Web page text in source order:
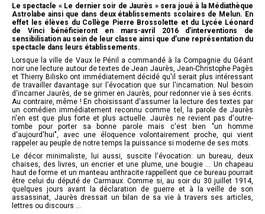
Le spectacle « Le dernier soir de Jaurès » sera joué à la Médiathèque
Astrolabe ainsi que dans deux établissements scolaires de Melun. En
effet les élèves du Collège Pierre Brossolette et du Lycée Léonard
de Vinci bénéficieront en mars-avril 2016 d’interventions de
sensibilisation au sein de leur classe ainsi que d’une représentation du
spectacle dans leurs établissements.
Lorsque la ville de Vaux le Pénil a commandé à la Compagnie du Géant
noir une lecture autour de textes de Jean Jaurès, Jean-Christophe Pagès
et Thierry Bilisko ont immédiatement décidé qu'il serait plus intéressant
de travailler davantage sur l'évocation que sur l'incarnation. Nul besoin
d'incarner Jaurès, de se grimer en Jaurès, pour redonner vie à ses écrits.
Au contraire, même ! En choisissant d'assumer la lecture des textes par
un comédien immédiatement reconnu comme tel, la parole de Jaurès
n'en est que plus forte et plus actuelle. Jaurès ne revient pas d'outre-
tombe pour porter sa bonne parole mais c'est bien "un homme
d'aujourd'hui", avec une éloquence volontairement proche, qui vient
rappeler au peuple de notre temps la puissance si moderne de ses mots.
Le décor minimaliste, lui aussi, suscite l'évocation: un bureau, deux
chaises, des livres, un encrier et une plume, une bougie ... Un chapeau
haut de forme et un manteau anthracite rappellent que ce bureau pourrait
être celui du député de Carmaux. Comme si, au soir du 30 juillet 1914,
quelques jours avant la déclaration de guerre et à la veille de son
assassinat, Jaurès dressait un bilan de sa vie à travers ses articles,
lettres ou discours ...